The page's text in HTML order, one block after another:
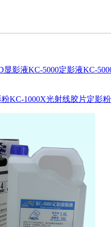
显影液KC-5000定影液KC-
粉KC-1000X光射线胶片定影粉